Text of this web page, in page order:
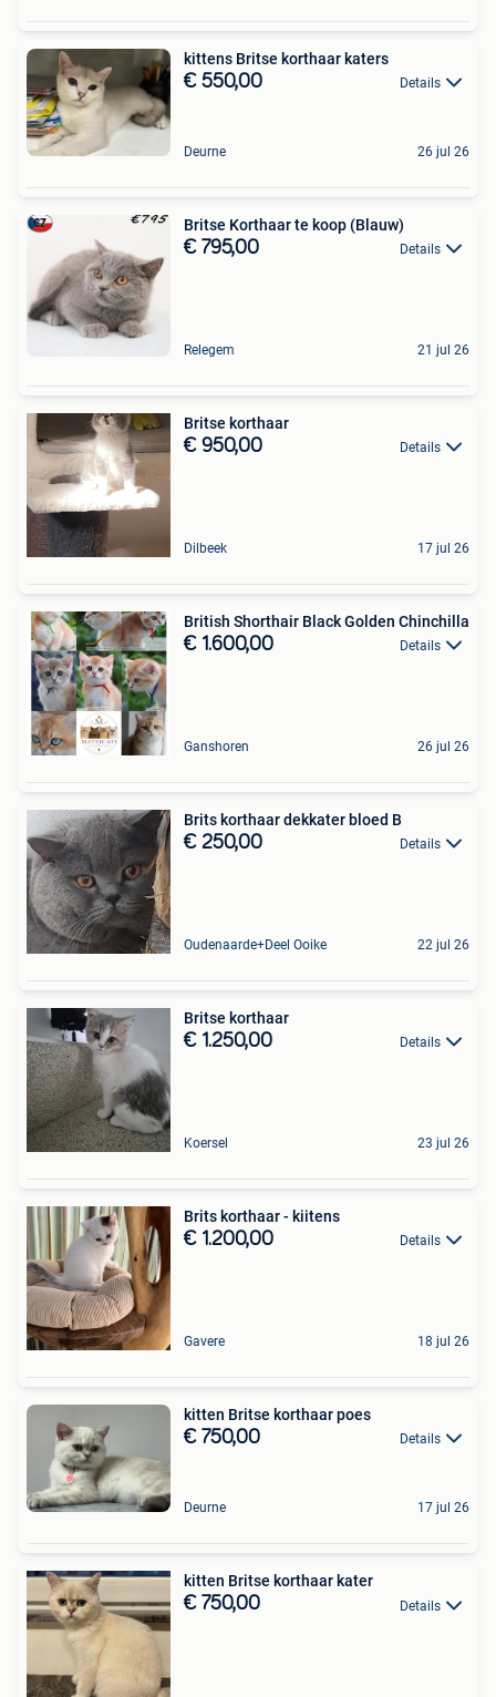
kittens Britse korthaar katers
€ 550,00 Details
Deurne 26 jul 26
Britse Korthaar te koop (Blauw)
€ 795,00 Details
Relegem 21 jul 26
Britse korthaar
€ 950,00 Details
Dilbeek 17 jul 26
British Shorthair Black Golden Chinchilla
€ 1.600,00 Details
Ganshoren 26 jul 26
Brits korthaar dekkater bloed B
€ 250,00 Details
Oudenaarde+Deel Ooike 22 jul 26
Britse korthaar
€ 1.250,00 Details
Koersel 23 jul 26
Brits korthaar - kiitens
€ 1.200,00 Details
Gavere 18 jul 26
kitten Britse korthaar poes
€ 750,00 Details
Deurne 17 jul 26
kitten Britse korthaar kater
€ 750,00 Details